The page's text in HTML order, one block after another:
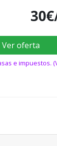
Ver oferta
e impuestos.